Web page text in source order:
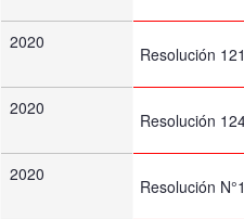
2020
Resolución
2020
Resolución
2020
Resolución